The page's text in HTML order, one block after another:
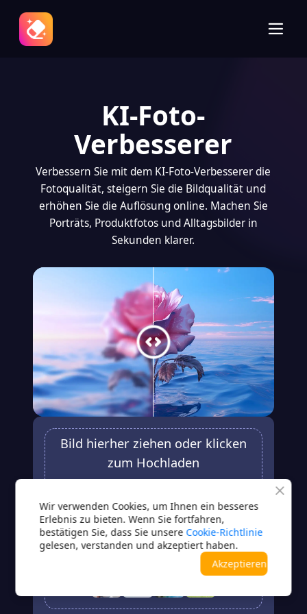
KI-Foto-
Verbesserer
Verbessern Sie mit dem KI-Foto-Verbesserer die
Fotoqualität, steigern Sie die Bildqualität und
erhöhen Sie die Auflösung online. Machen Sie
Porträts, Produktfotos und Alltagsbilder in
Sekunden klarer.
Bild hierher ziehen oder klicken
zum Hochladen
Upload
Kein Bild?Probieren Sie eines davon
Wir verwenden Cookies, um Ihnen ein besseres
Erlebnis zu bieten. Wenn Sie fortfahren,
bestätigen Sie, dass Sie unsere Cookie-Richtlinie
gelesen, verstanden und akzeptiert haben.
Akzeptieren